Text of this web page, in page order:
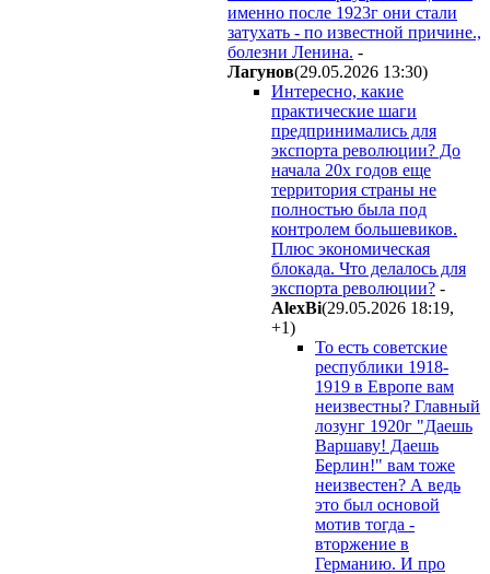
именно после 1923г они стали
затухать - по известной причине.,
болезни Ленина. -
Лaгyнoв(29.05.2026 13:30)
Интересно, какие
практические шаги
предпринимались для
экспорта революции? До
начала 20х годов еще
территория страны не
полностью была под
контролем большевиков.
Плюс экономическая
блокада. Что делалось для
экспорта революции? -
AlexBi(29.05.2026 18:19,
+1)
То есть советские
республики 1918-
1919 в Европе вам
неизвестны? Главный
лозунг 1920г "Даешь
Варшаву! Даешь
Берлин!" вам тоже
неизвестен? А ведь
это был основой
мотив тогда -
вторжение в
Германию. И про